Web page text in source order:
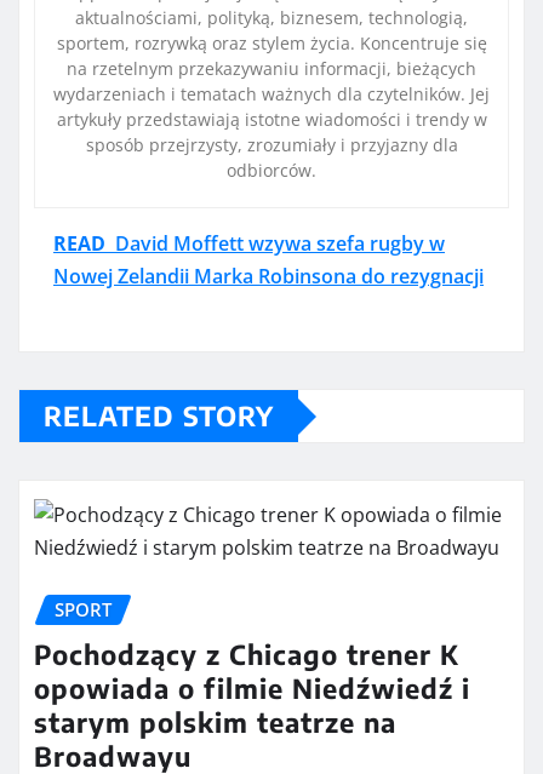
aktualnościami, polityką, biznesem, technologią,
sportem, rozrywką oraz stylem życia. Koncentruje się
na rzetelnym przekazywaniu informacji, bieżących
wydarzeniach i tematach ważnych dla czytelników. Jej
artykuły przedstawiają istotne wiadomości i trendy w
sposób przejrzysty, zrozumiały i przyjazny dla
odbiorców.
READ David Moffett wzywa szefa rugby w
Nowej Zelandii Marka Robinsona do rezygnacji
RELATED STORY
SPORT
Pochodzący z Chicago trener K
opowiada o filmie Niedźwiedź i
starym polskim teatrze na
Broadwayu